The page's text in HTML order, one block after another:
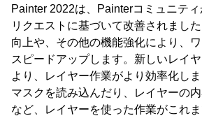
Painter 2022は、Painterコミュニテ
リクエストに基づいて改善されまし
向上や、その他の機能強化により、
スピードアップします。新しいレイ
より、レイヤー作業がより効率化し
マスクを読み込んだり、レイヤーの
など、レイヤーを使った作業がこれ